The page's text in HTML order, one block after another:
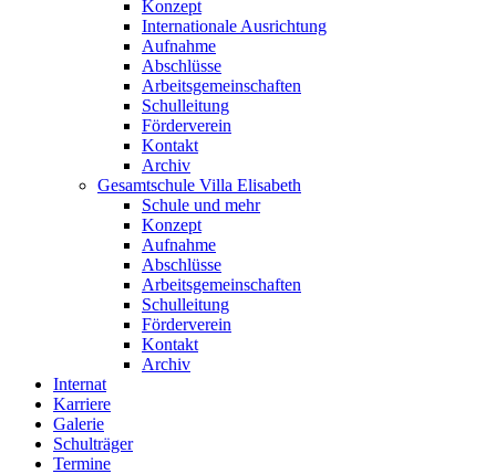
Konzept
Internationale Ausrichtung
Aufnahme
Abschlüsse
Arbeitsgemeinschaften
Schulleitung
Förderverein
Kontakt
Archiv
Gesamtschule Villa Elisabeth
Schule und mehr
Konzept
Aufnahme
Abschlüsse
Arbeitsgemeinschaften
Schulleitung
Förderverein
Kontakt
Archiv
Internat
Karriere
Galerie
Schulträger
Termine